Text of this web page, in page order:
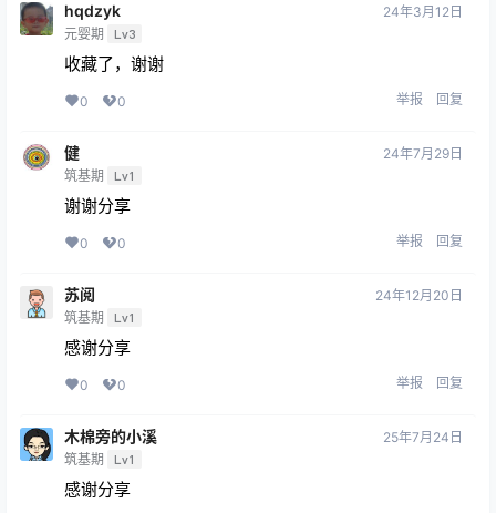
hqdzyk
元婴期 Lv3
24年3月12日
收藏了，谢谢
0 0 举报 回复
健
筑基期 Lv1
24年7月29日
谢谢分享
0 0 举报 回复
苏阅
筑基期 Lv1
24年12月20日
感谢分享
0 0 举报 回复
木棉旁的小溪
筑基期 Lv1
25年7月24日
感谢分享